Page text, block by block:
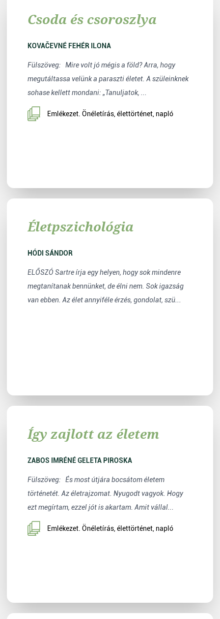
Csoda és csoroszlya
KOVAČEVNÉ FEHÉR ILONA
Fülszöveg: Mire volt jó mégis a föld? Arra, hogy
megutáltassa velünk a paraszti életet. A szüleinknek
sohase kellett mondani: „Tanuljatok, ...
Emlékezet. Önéletírás, élettörténet, napló
Életpszichológia
HÓDI SÁNDOR
ELŐSZÓ Sartre írja egy helyen, hogy sok mindenre
megtanítanak bennünket, de élni nem. Sok igazság
van ebben. Az élet annyiféle érzés, gondolat, szü...
Így zajlott az életem
ZABOS IMRÉNÉ GELETA PIROSKA
Fülszöveg: És most útjára bocsátom életem
történetét. Az életrajzomat. Nyugodt vagyok. Hogy
ezt megírtam, ezzel jót is akartam. Amit vállal...
Emlékezet. Önéletírás, élettörténet, napló